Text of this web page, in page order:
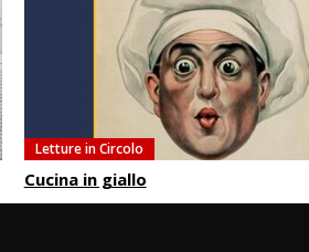
Letture in Circolo
Cucina in giallo